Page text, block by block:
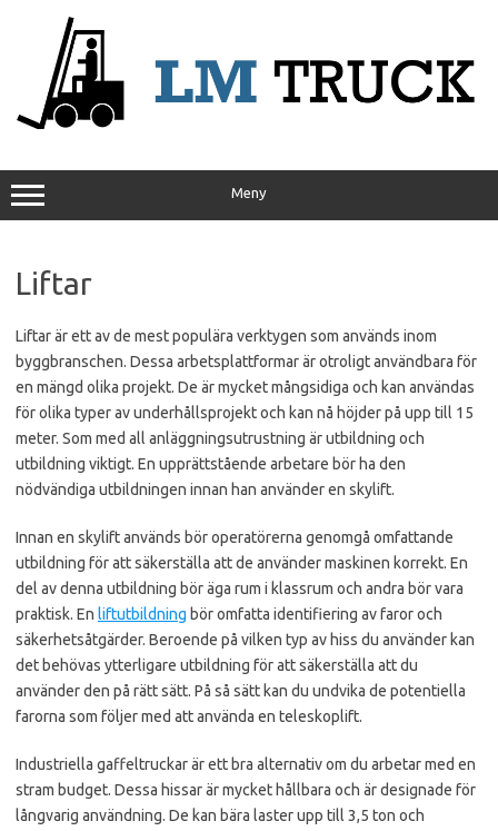
Meny
Liftar
Liftar är ett av de mest populära verktygen som används inom
byggbranschen. Dessa arbetsplattformar är otroligt användbara för
en mängd olika projekt. De är mycket mångsidiga och kan användas
för olika typer av underhållsprojekt och kan nå höjder på upp till 15
meter. Som med all anläggningsutrustning är utbildning och
utbildning viktigt. En upprättstående arbetare bör ha den
nödvändiga utbildningen innan han använder en skylift.
Innan en skylift används bör operatörerna genomgå omfattande
utbildning för att säkerställa att de använder maskinen korrekt. En
del av denna utbildning bör äga rum i klassrum och andra bör vara
praktisk. En liftutbildning bör omfatta identifiering av faror och
säkerhetsåtgärder. Beroende på vilken typ av hiss du använder kan
det behövas ytterligare utbildning för att säkerställa att du
använder den på rätt sätt. På så sätt kan du undvika de potentiella
farorna som följer med att använda en teleskoplift.
Industriella gaffeltruckar är ett bra alternativ om du arbetar med en
stram budget. Dessa hissar är mycket hållbara och är designade för
långvarig användning. De kan bära laster upp till 3,5 ton och